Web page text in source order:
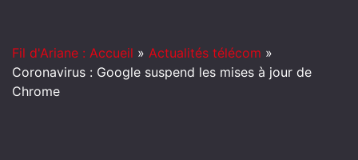
Fil d'Ariane : Accueil » Actualités télécom »
Coronavirus : Google suspend les mises à jour de
Chrome